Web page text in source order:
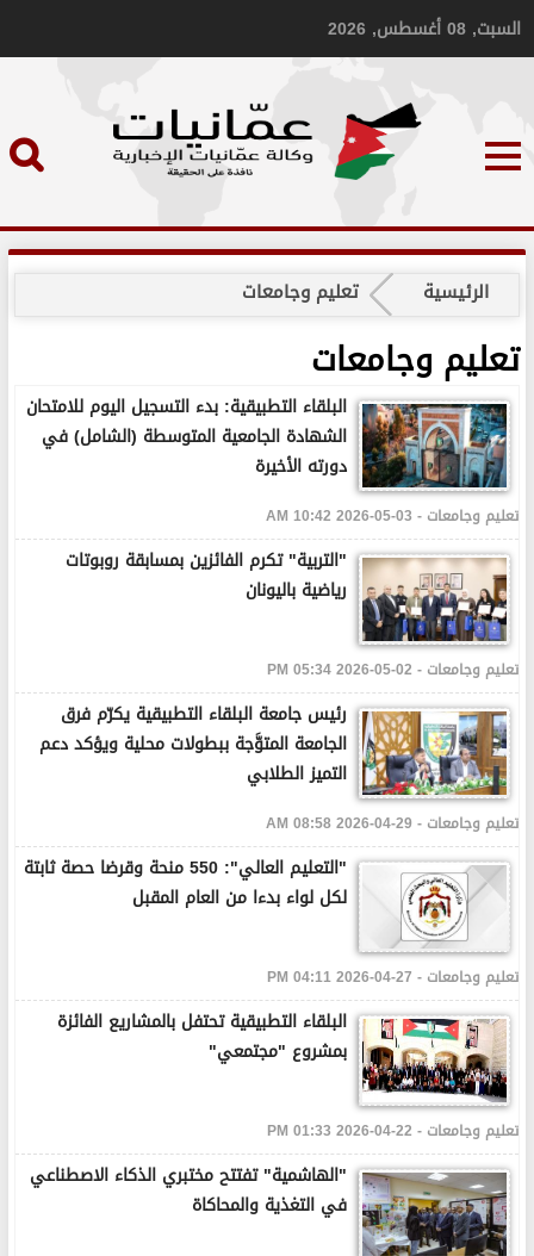
السبت, 08 أغسطس, 2026
الرئيسية تعليم وجامعات
تعليم وجامعات
البلقاء التطبيقية: بدء التسجيل اليوم للامتحان
الشهادة الجامعية المتوسطة (الشامل) في
دورته الأخيرة
تعليم وجامعات - 03-05-2026 10:42 AM
"التربية" تكرم الفائزين بمسابقة روبوتات
رياضية باليونان
تعليم وجامعات - 02-05-2026 05:34 PM
رئيس جامعة البلقاء التطبيقية يكرّم فرق
الجامعة المتوَّجة ببطولات محلية ويؤكد دعم
التميز الطلابي
تعليم وجامعات - 29-04-2026 08:58 AM
"التعليم العالي": 550 منحة وقرضا حصة ثابتة
لكل لواء بدءا من العام المقبل
تعليم وجامعات - 27-04-2026 04:11 PM
البلقاء التطبيقية تحتفل بالمشاريع الفائزة
بمشروع "مجتمعي"
تعليم وجامعات - 22-04-2026 01:33 PM
"الهاشمية" تفتتح مختبري الذكاء الاصطناعي
في التغذية والمحاكاة